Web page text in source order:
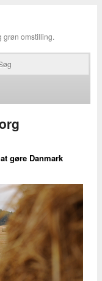
grøn omstilling.
gøre Danmark